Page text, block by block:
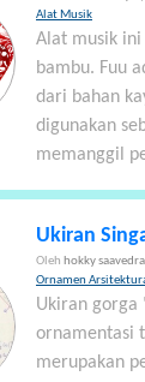
Alat Musik
Alat musik
bambu. Fuu
dari bahan
digunakan
memanggil
Ukiran
Oleh hokky saavedra
Ornamen
Ukiran gorga
ornamentasi
merupakan